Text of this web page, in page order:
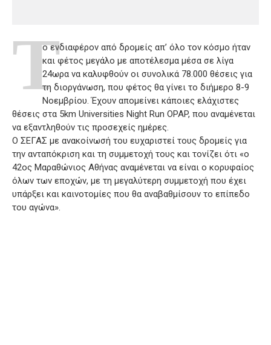
Το ενδιαφέρον από δρομείς απ’ όλο τον κόσμο ήταν
και φέτος μεγάλο με αποτέλεσμα μέσα σε λίγα
24ωρα να καλυφθούν οι συνολικά 78.000 θέσεις για
τη διοργάνωση, που φέτος θα γίνει το διήμερο 8-9
Νοεμβρίου. Έχουν απομείνει κάποιες ελάχιστες
θέσεις στα 5km Universities Night Run OPAP, που αναμένεται
να εξαντληθούν τις προσεχείς ημέρες.
Ο ΣΕΓΑΣ με ανακοίνωσή του ευχαριστεί τους δρομείς για
την ανταπόκριση και τη συμμετοχή τους και τονίζει ότι «ο
42ος Μαραθώνιος Αθήνας αναμένεται να είναι ο κορυφαίος
όλων των εποχών, με τη μεγαλύτερη συμμετοχή που έχει
υπάρξει και καινοτομίες που θα αναβαθμίσουν το επίπεδο
του αγώνα».